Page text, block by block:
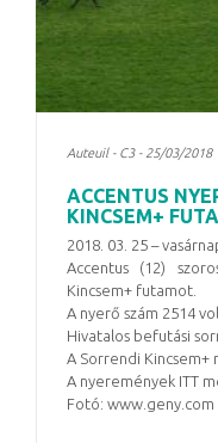
Auteuil - C3 - 25/03/2018
ACCENTUS
KINCSEM+
2018. 03. 25 –
Accentus (12)
Kincsem+ futamot.
A nyerő szám 2514
Hivatalos befutási
A Sorrendi Kincsem+
A nyeremények ITT
Fotó: www.geny.com